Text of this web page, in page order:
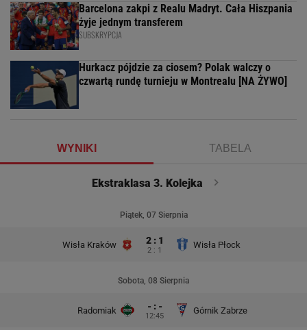
Barcelona zakpi z Realu Madryt. Cała Hiszpania
żyje jednym transferem
SUBSKRYPCJA
Hurkacz pójdzie za ciosem? Polak walczy o
czwartą rundę turnieju w Montrealu [NA ŻYWO]
WYNIKI TABELA
Ekstraklasa 3. Kolejka
Piątek, 07 Sierpnia
Wisła Kraków 2 : 1
2 : 1
Wisła Płock
Sobota, 08 Sierpnia
Radomiak - : -
12:45
Górnik Zabrze